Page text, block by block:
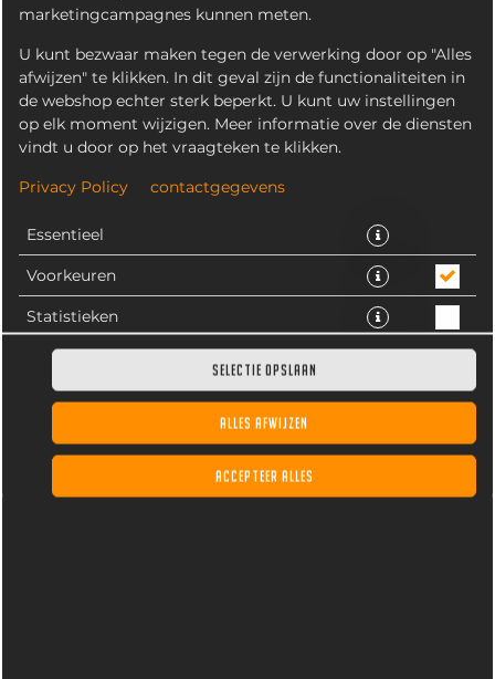
marketingcampagnes kunnen meten.
U kunt bezwaar maken tegen de verwerking door op "Alles
afwijzen" te klikken. In dit geval zijn de functionaliteiten in
de webshop echter sterk beperkt. U kunt uw instellingen
op elk moment wijzigen. Meer informatie over de diensten
vindt u door op het vraagteken te klikken.
Privacy Policy contactgegevens
Essentieel
Voorkeuren
Statistieken
SELECTIE OPSLAAN
ALLES AFWIJZEN
ACCEPTEER ALLES
Frites voor 2 volwassenen en 2 kinderen plus 6 snacks
naar keuze uit: frikandel, kaassoufflé, 6 mini loempia's,
vleeskroket, nasischijf en bamischijf. Alleen om mee te
nemen bij afhalen, of bij online bestellen voor